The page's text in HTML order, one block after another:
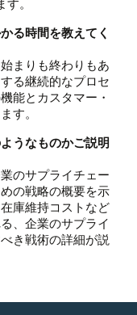
る時間を教えてく
まりも終わりもあ
る継続的なプロセ
能とカスタマー・
す。
うなものかご説明
のサプライチェー
の戦略の概要を示
庫維持コストなど
、企業のサプライ
き戦術の詳細が説